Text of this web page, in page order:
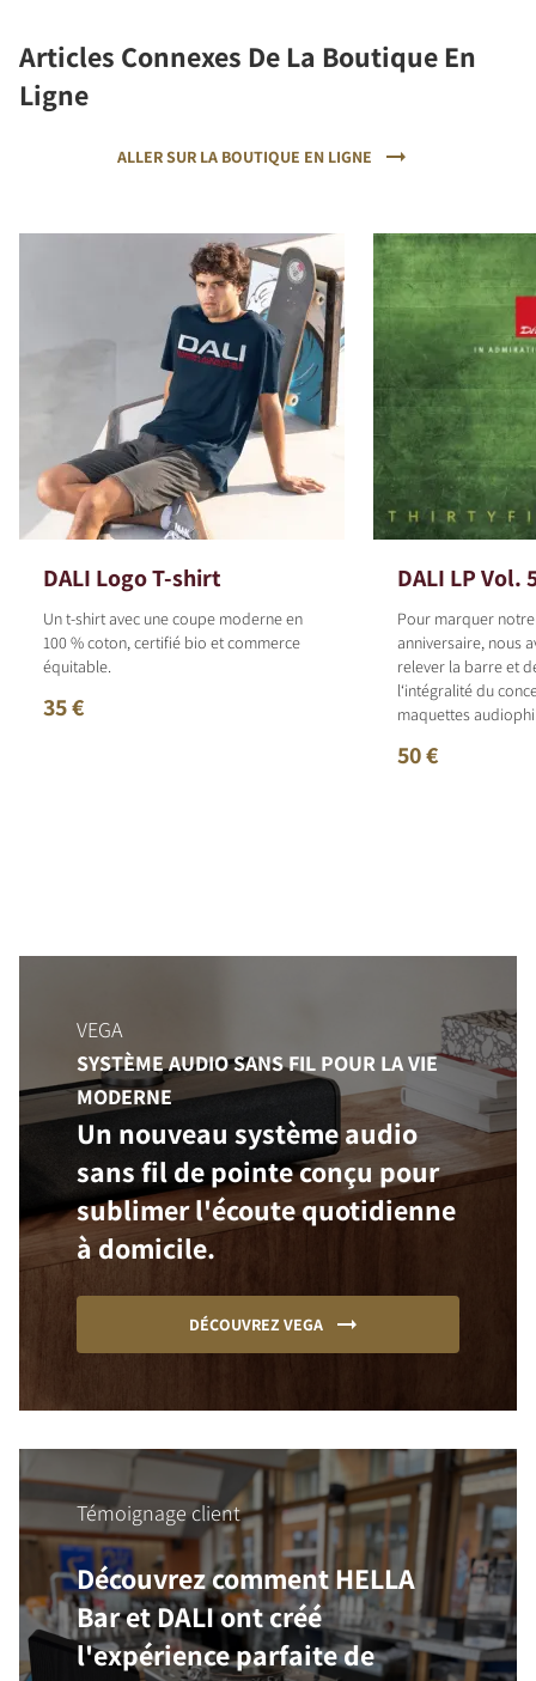
Articles Connexes De La Boutique En
Ligne
ALLER SUR LA BOUTIQUE EN LIGNE
DALI Logo T-shirt
Un t-shirt avec une coupe moderne en
100 % coton, certifié bio et commerce
équitable.
35 €
DALI LP Vol.
Pour marquer
anniversaire, nous
relever la barre et
l‘intégralité du
maquettes
50 €
VEGA
SYSTÈME AUDIO SANS FIL POUR LA VIE
MODERNE
Un nouveau système audio
sans fil de pointe conçu pour
sublimer l'écoute quotidienne
à domicile.
DÉCOUVREZ VEGA
Témoignage client
Découvrez comment HELLA
Bar et DALI ont créé
l'expérience parfaite de